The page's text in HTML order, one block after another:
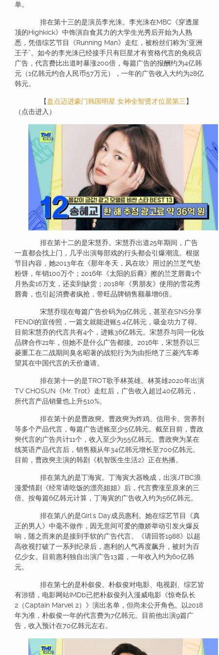
单。
排在第十三的是演员李光洙。李光洙在MBC《穿透屋
顶的Highkick》中饰演自食其力的大学生光秀后开始为人熟
悉，凭借综艺节目《Running Man》走红，被粉丝们称为“亚洲
王子”。如今的李光洙已经接手只有巨星才有资格代言的免税店
广告，代言费比出道时暴涨200倍，每篇广告的报酬约为4亿韩
元（1亿韩元约合人民币57万元），一年的广告收入大约为28亿
韩元。
【盘点迈进豪门韩国明星 女神全智贤才位居第三】
（点击进入）
排在第十二的是宋慧乔。宋慧乔出道25年期间，广告
一直都会找上门，几乎出演每部戏的行头都会引爆潮流。根据
节目内容，她2013年在《那年冬天，风在吹》用过的兰芝气垫
粉饼，年销100万个；2016年《太阳的后裔》擦的兰芝唇膏1个
月热卖16万支，还卖到缺货；2018年《男朋友》使用的雪花秀
唇膏，也引起消费者疯抢，带旺品牌销售额暴增6倍。
宋慧乔现在每篇广告价码为9亿韩元，甚至在SNS分享
FENDI的宣传照，一篇文就能进账5.4亿韩元，吸金功力了得。
目前宋慧乔的代言共有4个，进账36亿韩元。宋慧乔与同一化妆
品牌合作21年，但她不是什么广告都接。2016年，宋慧乔以三
菱重工在二战期间臭名昭著的战犯行为为由拒绝了三菱汽车希
望其在中国代言的天价邀请。
排在第十一的是TROT歌手林英雄。林英雄2020年出演
TV CHOSUN《Mr. Trot》走红后，广告收入超过40亿韩元，
所代言产品销量也上升510%。
排在第十的是曹政奭。曹政奭为炸鸡、信用卡、营养剂
等多个产品代言，每篇广告进账至少5亿韩元。截至目前，曹政
奭代言的广告共计11个，收入至少为55亿韩元。曹政奭为某在
线英语产品代言后，销售额从年34亿韩元增长至700亿韩元。
目前，曹政奭主演的韩剧《机智医生生活2》正在热播。
排在第九的是丁海寅。丁海寅大器晚成，出演JTBC浪
漫爱情剧《经常请吃饭的漂亮姐姐》后，代言费涨至原来的三
倍。按每篇6亿韩元计算，丁海寅的广告收入约为56亿韩元。
排在第八的是Girl's Day成员惠利。她在综艺节目《真
正的男人》中毫不做作，因无意间可爱的撒娇举动引发火爆反
响，随之而来的是接到手软的广告代言。《请回答1988》以超
高收视打破了一系列纪录后，惠利的人气再度飙升，被封为百
亿少女。目前惠利独自出演广告13篇，一年收入约为60亿韩
元。
排在第七的是朴叙俊。朴叙俊对电影、电视剧、综艺皆
有涉猎，电影网站IMDb已把朴叙俊列入漫威电影《惊奇队长
2（Captain Marvel 2）》演出名单，但尚未公开角色。以2018
年为准，朴叙俊一年的代言费为7亿韩元。目前他出演9篇广
告，收入预计在70亿韩元左右。